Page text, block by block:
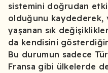
sistemini doğrudan
olduğunu kaydederek,
yaşanan sık
da kendisini
Bu durumun sadece
Fransa gibi ülkelerde